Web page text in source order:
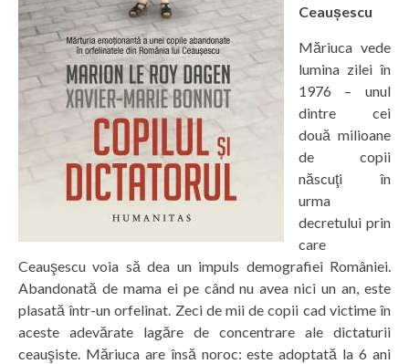
Ceaușescu
Măriuca vede
lumina zilei în
1976 – unul
dintre cei
două milioane
de copii
născuţi în
urma
decretului prin
care
Ceauşescu voia să dea un impuls demografiei României.
Abandonată de mama ei pe când nu avea nici un an, este
plasată într-un orfelinat. Zeci de mii de copii cad victime în
aceste adevărate lagăre de concentrare ale dictaturii
ceauşiste. Măriuca are însă noroc: este adoptată la 6 ani